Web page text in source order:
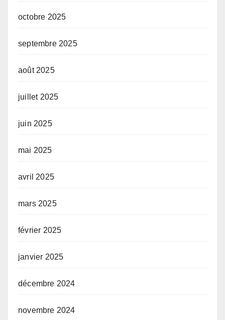
octobre 2025
septembre 2025
août 2025
juillet 2025
juin 2025
mai 2025
avril 2025
mars 2025
février 2025
janvier 2025
décembre 2024
novembre 2024